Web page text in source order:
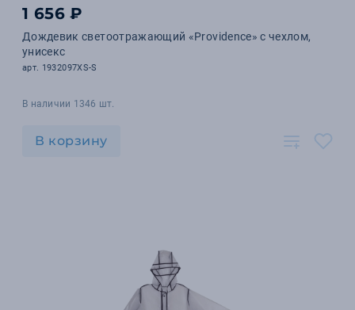
1 656 ₽
Дождевик светоотражающий «Providence» c чехлом,
унисекс
арт. 1932097XS-S
В наличии 1346 шт.
В корзину